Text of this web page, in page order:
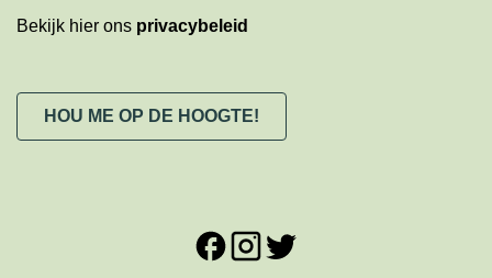
Bekijk hier ons privacybeleid